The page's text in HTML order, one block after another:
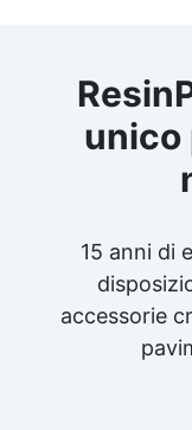
unico
15 anni di
accessorie